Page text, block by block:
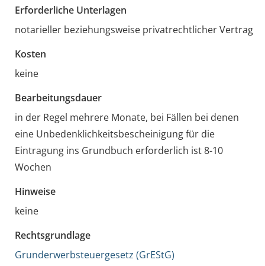
Erforderliche Unterlagen
notarieller beziehungsweise privatrechtlicher Vertrag
Kosten
keine
Bearbeitungsdauer
in der Regel mehrere Monate, bei Fällen bei denen
eine Unbedenklichkeitsbescheinigung für die
Eintragung ins Grundbuch erforderlich ist 8-10
Wochen
Hinweise
keine
Rechtsgrundlage
Grunderwerbsteuergesetz (GrEStG)